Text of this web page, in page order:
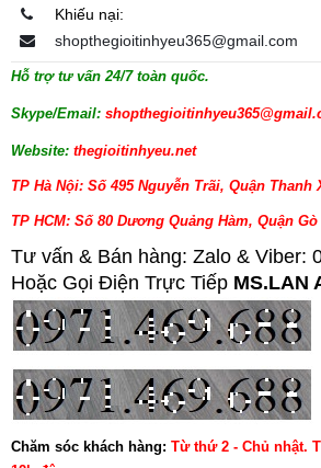
Khiếu nại:
shopthegioitinhyeu365@gmail.com
Hỗ trợ tư vấn 24/7 toàn quốc.
Skype/Email:
Website: thegioitinhyeu.net
TP Hà Nội: Số 495 Nguyễn Trãi, Quận Thanh
TP HCM: Số 80 Dương Quảng Hàm, Quận Gò
Tư vấn & Bán hàng: Zalo & Viber:
Hoặc Gọi Điện Trực Tiếp MS.LAN
Chăm sóc khách hàng: Từ thứ 2 - Chủ nhật.